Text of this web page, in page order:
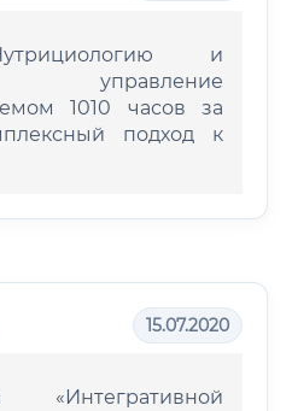
и
управление
1010 часов за
подход к
15.07.2020